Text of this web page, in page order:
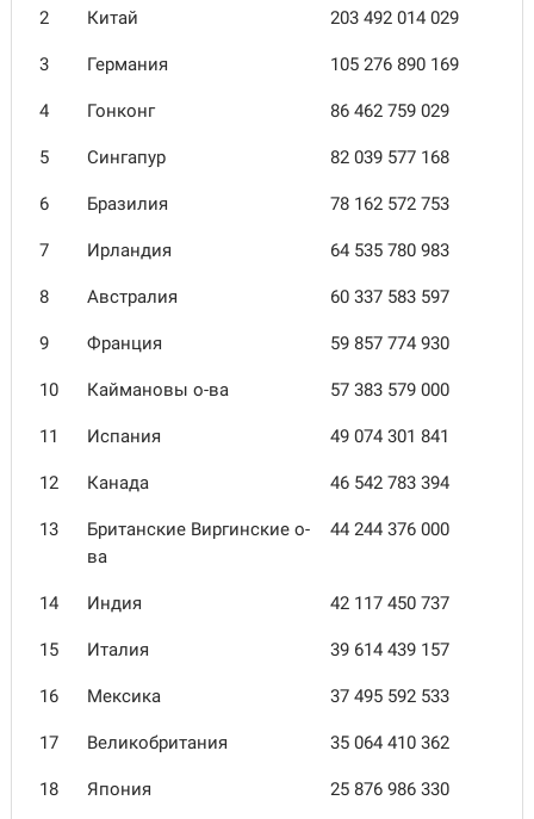
2 Китай 203 492 014 029
3 Германия 105 276 890 169
4 Гонконг 86 462 759 029
5 Сингапур 82 039 577 168
6 Бразилия 78 162 572 753
7 Ирландия 64 535 780 983
8 Австралия 60 337 583 597
9 Франция 59 857 774 930
10 Каймановы о-ва 57 383 579 000
11 Испания 49 074 301 841
12 Канада 46 542 783 394
13
Британские Виргинские о-
ва
44 244 376 000
14 Индия 42 117 450 737
15 Италия 39 614 439 157
16 Мексика 37 495 592 533
17 Великобритания 35 064 410 362
18 Япония 25 876 986 330